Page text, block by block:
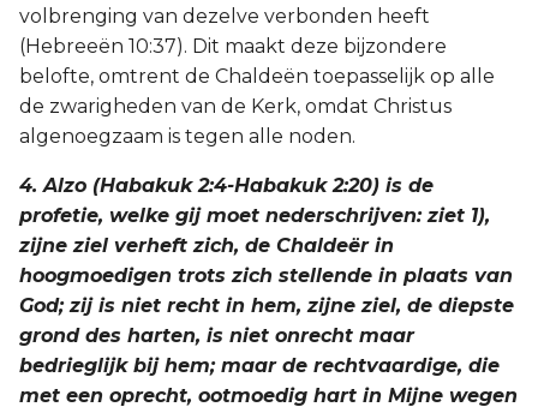
volbrenging van dezelve verbonden heeft
(Hebreeën 10:37). Dit maakt deze bijzondere
belofte, omtrent de Chaldeën toepasselijk op alle
de zwarigheden van de Kerk, omdat Christus
algenoegzaam is tegen alle noden.
4. Alzo (Habakuk 2:4-Habakuk 2:20) is de
profetie, welke gij moet nederschrijven: ziet 1),
zijne ziel verheft zich, de Chaldeër in
hoogmoedigen trots zich stellende in plaats van
God; zij is niet recht in hem, zijne ziel, de diepste
grond des harten, is niet onrecht maar
bedrieglijk bij hem; maar de rechtvaardige, die
met een oprecht, ootmoedig hart in Mijne wegen